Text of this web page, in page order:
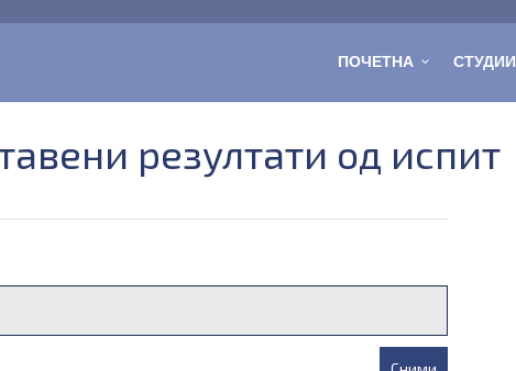
ПОЧЕТНА СТУДИИ
резултати од испит